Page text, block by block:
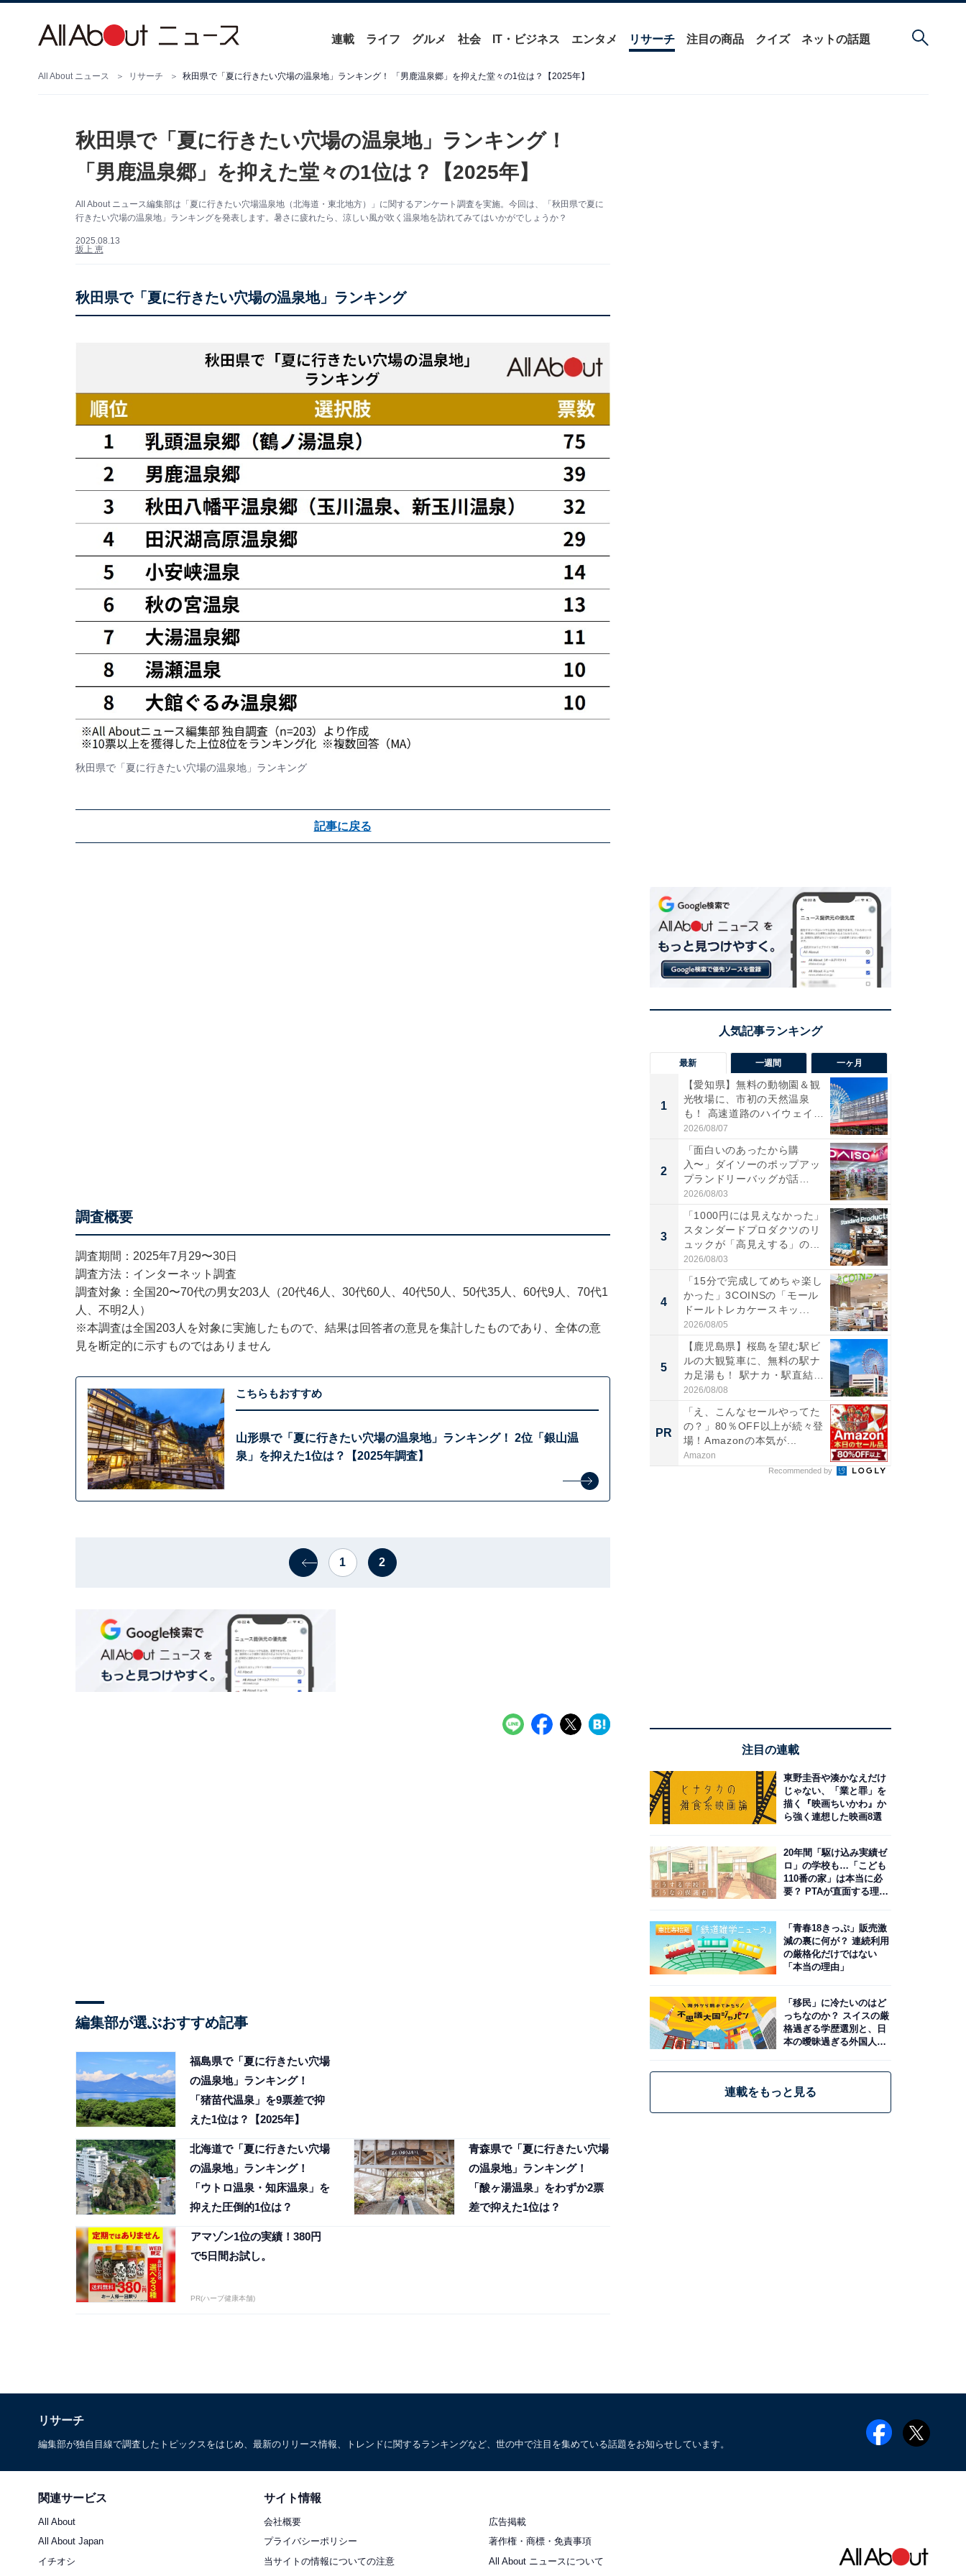
連載 ライフ グルメ 社会 IT・ビジネス エンタメ リサーチ 注目の商品 クイズ ネットの話題
All About ニュース リサーチ 秋田県で「夏に行きたい穴場の温泉地」ランキング！ 「男鹿温泉郷」を抑えた堂々の1位は？【2025年】
秋田県で「夏に行きたい穴場の温泉地」ランキング！
「男鹿温泉郷」を抑えた堂々の1位は？【2025年】
All About ニュース編集部は「夏に行きたい穴場温泉地（北海道・東北地方）」に関するアンケート調査を実施。今回は、「秋田県で夏に
行きたい穴場の温泉地」ランキングを発表します。暑さに疲れたら、涼しい風が吹く温泉地を訪れてみてはいかがでしょうか？
2025.08.13
坂上 恵
秋田県で「夏に行きたい穴場の温泉地」ランキング
秋田県で「夏に行きたい穴場の温泉地」ランキング
記事に戻る
調査概要
調査期間：2025年7月29〜30日
調査方法：インターネット調査
調査対象：全国20〜70代の男女203人（20代46人、30代60人、40代50人、50代35人、60代9人、70代1
人、不明2人）
※本調査は全国203人を対象に実施したもので、結果は回答者の意見を集計したものであり、全体の意
見を断定的に示すものではありません
こちらもおすすめ
山形県で「夏に行きたい穴場の温泉地」ランキング！ 2位「銀山温
泉」を抑えた1位は？【2025年調査】
1 2
編集部が選ぶおすすめ記事
福島県で「夏に行きたい穴場
の温泉地」ランキング！
「猪苗代温泉」を9票差で抑
えた1位は？【2025年】
北海道で「夏に行きたい穴場
の温泉地」ランキング！
「ウトロ温泉・知床温泉」を
抑えた圧倒的1位は？
青森県で「夏に行きたい穴場
の温泉地」ランキング！
「酸ヶ湯温泉」をわずか2票
差で抑えた1位は？
アマゾン1位の実績！380円
で5日間お試し。
PR(ハーブ健康本舗)
最新 一週間 一ヶ月
1
【愛知県】無料の動物園＆観
光牧場に、市初の天然温泉
も！ 高速道路のハイウェイオ
ア...
2026/08/07
2
「面白いのあったから購
入〜」ダイソーのポップアッ
プランドリーバッグが話
題。“さま...
2026/08/03
3
「1000円には見えなかった」
スタンダードプロダクツのリ
ュックが「高見えする」の...
2026/08/03
4
「15分で完成してめちゃ楽し
かった」3COINSの「モール
ドールトレカケースキッ...
2026/08/05
5
【鹿児島県】桜島を望む駅ビ
ルの大観覧車に、無料の駅ナ
カ足湯も！ 駅ナカ・駅直結
ス...
2026/08/08
PR
「え、こんなセールやってた
の？」80％OFF以上が続々登
場！Amazonの本気が...
Amazon
Recommended by
注目の連載
東野圭吾や湊かなえだけ
じゃない、「業と罪」を
描く『映画ちいかわ』か
ら強く連想した映画8選
20年間「駆け込み実績ゼ
ロ」の学校も…「こども
110番の家」は本当に必
要？ PTAが直面する理想
「青春18きっぷ」販売激
減の裏に何が？ 連続利用
の厳格化だけではない
「本当の理由」
「移民」に冷たいのはど
っちなのか？ スイスの厳
格過ぎる学歴選別と、日
本の曖昧過ぎる外国人政
連載をもっと見る
リサーチ
編集部が独自目線で調査したトピックスをはじめ、最新のリリース情報、トレンドに関するランキングなど、世の中で注目を集めている話題をお知らせしています。
関連サービス
All About
All About Japan
イチオシ
サイト情報
会社概要
広告掲載
プライバシーポリシー
著作権・商標・免責事項
当サイトの情報についての注意
All About ニュースについて